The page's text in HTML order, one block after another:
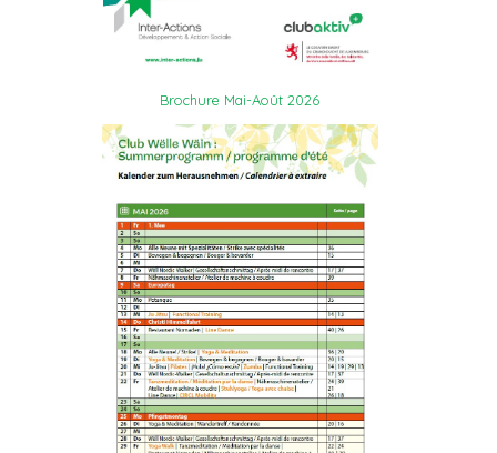
Brochure Mai-Août 2026